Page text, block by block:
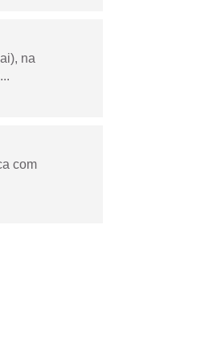
na
com